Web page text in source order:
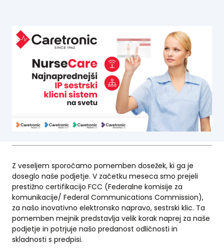
Z veseljem sporočamo pomemben dosežek, ki ga je
doseglo naše podjetje. V začetku meseca smo prejeli
prestižno certifikacijo FCC (Federalne komisije za
komunikacije/ Federal Communications Commission),
za našo inovativno elektronsko napravo, sestrski klic. Ta
pomemben mejnik predstavlja velik korak naprej za naše
podjetje in potrjuje našo predanost odličnosti in
skladnosti s predpisi.